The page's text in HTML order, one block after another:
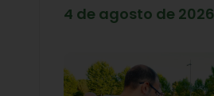
4 de agosto de 2026